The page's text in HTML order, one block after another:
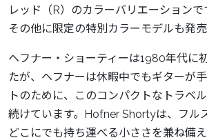
レッド（R）のカラーバリエーションで
その他に限定の特別カラーモデルも発売
ヘフナー・ショーティーは1980年代に
たが、ヘフナーは休暇中でもギターが
トのために、このコンパクトなトラベ
続けています。Hofner Shortyは、フル
どこにでも持ち運べる小ささを兼ね備